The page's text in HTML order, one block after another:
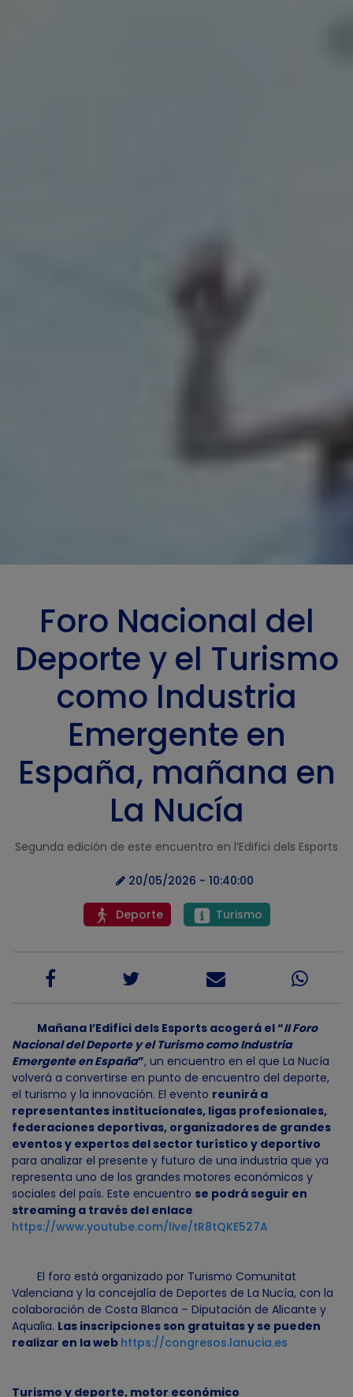
Foro Nacional del
Deporte y el Turismo
como Industria
Emergente en
España, mañana en
La Nucía
Segunda edición de este encuentro en l’Edifici dels Esports
20/05/2026 - 10:40:00
Deporte Turismo
Mañana l’Edifici dels Esports acogerá el “II Foro
Nacional del Deporte y el Turismo como Industria
Emergente en España”, un encuentro en el que La Nucía
volverá a convertirse en punto de encuentro del deporte,
el turismo y la innovación. El evento reunirá a
representantes institucionales, ligas profesionales,
federaciones deportivas, organizadores de grandes
eventos y expertos del sector turístico y deportivo
para analizar el presente y futuro de una industria que ya
representa uno de los grandes motores económicos y
sociales del país. Este encuentro se podrá seguir en
streaming a través del enlace
https://www.youtube.com/live/tR8tQKE527A
El foro está organizado por Turismo Comunitat
Valenciana y la concejalía de Deportes de La Nucía, con la
colaboración de Costa Blanca – Diputación de Alicante y
Aqualia. Las inscripciones son gratuitas y se pueden
realizar en la web https://congresos.lanucia.es
Turismo y deporte, motor económico